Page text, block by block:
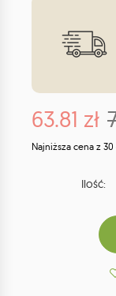
63.81 zł
Najniższa cena z
Ilość: